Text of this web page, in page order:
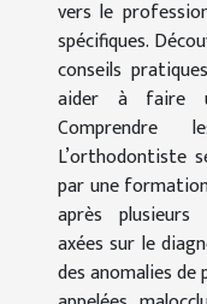
vers le
spécifiques.
conseils
aider à faire
Comprendre
L’orthodontiste
par une
après plusieurs
axées sur le
des anomalies